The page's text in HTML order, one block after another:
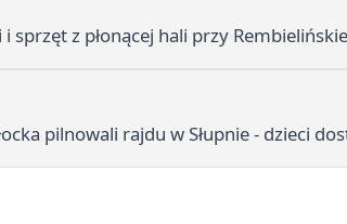
sprzęt z płonącej hali przy
pilnowali rajdu w Słupnie - dzieci